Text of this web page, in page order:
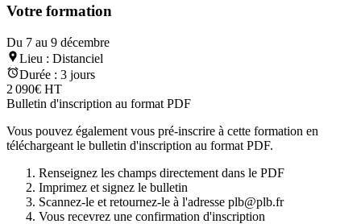
Votre formation
Du 7 au 9 décembre
Lieu : Distanciel
Durée : 3 jours
2 090€ HT
Bulletin d'inscription au format PDF
Vous pouvez également vous pré-inscrire à cette formation en
téléchargeant le bulletin d'inscription au format PDF.
Renseignez les champs directement dans le PDF
Imprimez et signez le bulletin
Scannez-le et retournez-le à l'adresse plb@plb.fr
Vous recevrez une confirmation d'inscription